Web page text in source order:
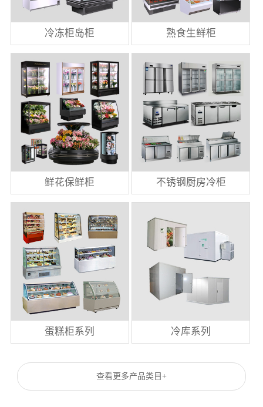
冷冻柜岛柜 熟食生鲜柜
鲜花保鲜柜 不锈钢厨房冷柜
蛋糕柜系列 冷库系列
查看更多产品类目+